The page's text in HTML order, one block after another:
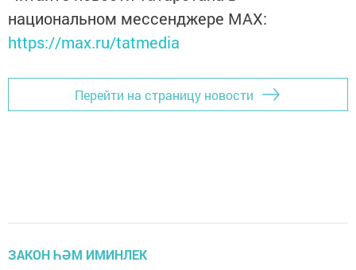
национальном мессенджере MАХ:
https://max.ru/tatmedia
Перейти на страницу новости
ЗАКОН ҺӘМ ИМИНЛЕК